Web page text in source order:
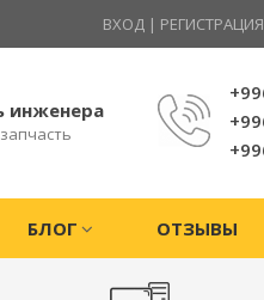
ВХОД | РЕГИСТРАЦИЯ
инженера
БЛОГ ОТЗЫВЫ